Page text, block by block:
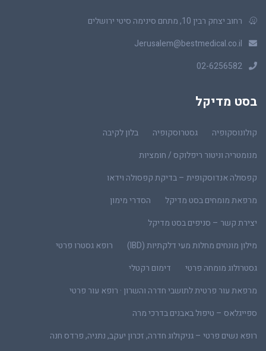
רחוב יצחק רבין 10, מתחם סינימה סיטי ירושלים
Jerusalem@bestmedical.co.il
02-6256582
בסט מדיקל
קולונוסקופיה גסטרוסקופיה
בלון לקיבה
מנומטריה וניטור ריפלוקס / חומציות
קפסולה אנדוסקופית – בדיקת קפסולה וידאו
מרפאת מומחים בסט מדיקל
הסדרי מימון
יצירת קשר – סניפים בסט מדיקל
מילון מונחים מחלות מעי דלקתיות (IBD)
רופא גסטרו פרטי
גסטרולוג מומחה פרטי
דימום רקטלי
מרפאת עור פרטית לתושבי חדרה והשרון · רופא עור פרטי
ספייגלאס – טיפול באבנים בדרכי מרה
רופא נשים פרטי – גניקולוג חדרה, זכרון יעקב, נתניה, פרדס חנה